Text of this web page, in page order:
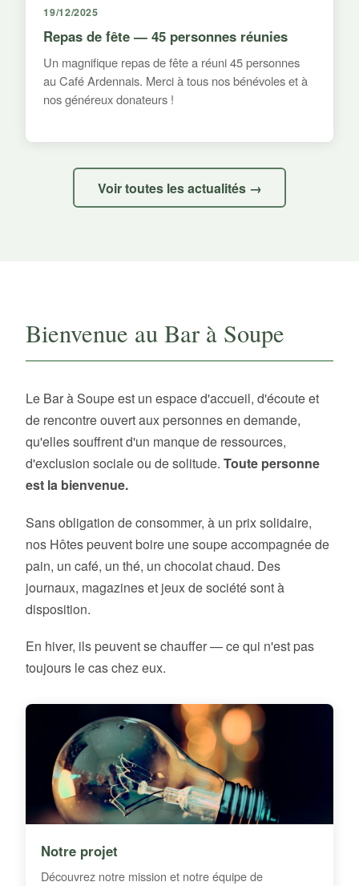
19/12/2025
Repas de fête — 45 personnes réunies
Un magnifique repas de fête a réuni 45 personnes
au Café Ardennais. Merci à tous nos bénévoles et à
nos généreux donateurs !
Voir toutes les actualités →
Bienvenue au Bar à Soupe
Le Bar à Soupe est un espace d'accueil, d'écoute et
de rencontre ouvert aux personnes en demande,
qu'elles souffrent d'un manque de ressources,
d'exclusion sociale ou de solitude. Toute personne
est la bienvenue.
Sans obligation de consommer, à un prix solidaire,
nos Hôtes peuvent boire une soupe accompagnée de
pain, un café, un thé, un chocolat chaud. Des
journaux, magazines et jeux de société sont à
disposition.
En hiver, ils peuvent se chauffer — ce qui n'est pas
toujours le cas chez eux.
Notre projet
Découvrez notre mission et notre équipe de